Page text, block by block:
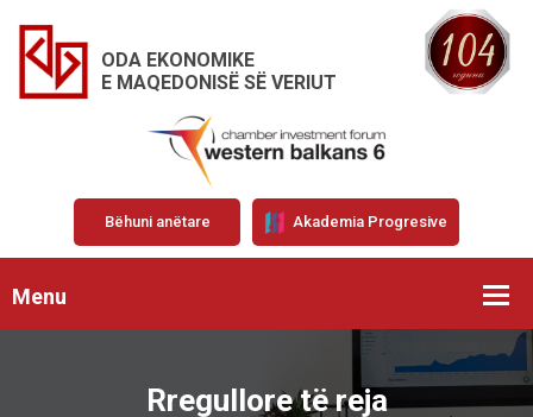
ODA EKONOMIKE
E MAQEDONISË SË VERIUT
Bëhuni anëtare Akademia Progresive
Menu
Rregullore të reja